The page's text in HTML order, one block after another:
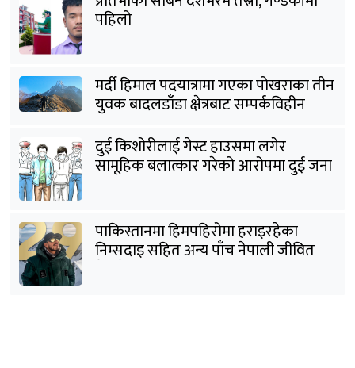
पहिलो
मर्दी हिमाल पदयात्रामा गएका पोखराका तीन
युवक बादलडाँडा क्षेत्रबाट सम्पर्कविहीन
दुई किशोरीलाई गेस्ट हाउसमा लगेर
सामूहिक बलात्कार गरेको आरोपमा दुई जना
पक्राउ
पाकिस्तानमा हिमपहिरोमा हराइरहेका
निम्सदाइ सहित अन्य पाँच नेपाली जीवित
भेटिने आशा कमजोर, युक्तको शव निकालियो